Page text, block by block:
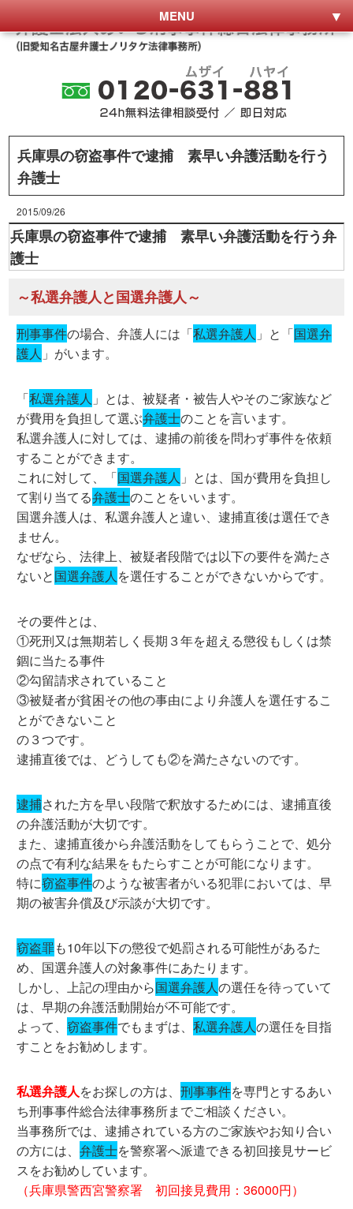
MENU
兵庫県の窃盗事件で逮捕 素早い弁護活動を行う
弁護士
2015/09/26
兵庫県の窃盗事件で逮捕 素早い弁護活動を行う弁
護士
～私選弁護人と国選弁護人～
刑事事件の場合、弁護人には「私選弁護人 」と「国選弁
護人 」がいます。
「私選弁護人 」とは、被疑者・被告人やそのご家族など
が費用を負担して選ぶ弁護士のことを言います。
私選弁護人に対しては、逮捕の前後を問わず事件を依頼
することができます。
これに対して、「国選弁護人 」とは、国が費用を負担し
て割り当てる弁護士のことをいいます。
国選弁護人は、私選弁護人と違い、逮捕直後は選任でき
ません。
なぜなら、法律上、被疑者段階では以下の要件を満たさ
ないと国選弁護人を選任することができないからです。
その要件とは、
①死刑又は無期若しく長期３年を超える懲役もしくは禁
錮に当たる事件
②勾留請求されていること
③被疑者が貧困その他の事由により弁護人を選任するこ
とができないこと
の３つです。
逮捕直後では、どうしても②を満たさないのです。
逮捕された方を早い段階で釈放するためには、逮捕直後
の弁護活動が大切です。
また、逮捕直後から弁護活動をしてもらうことで、処分
の点で有利な結果をもたらすことが可能になります。
特に窃盗事件のような被害者がいる犯罪においては、早
期の被害弁償及び示談が大切です。
窃盗罪も10年以下の懲役で処罰される可能性があるた
め、国選弁護人の対象事件にあたります。
しかし、上記の理由から国選弁護人の選任を待っていて
は、早期の弁護活動開始が不可能です。
よって、窃盗事件でもまずは、私選弁護人の選任を目指
すことをお勧めします。
私選弁護人をお探しの方は、刑事事件を専門とするあい
ち刑事事件総合法律事務所までご相談ください。
当事務所では、逮捕されている方のご家族やお知り合い
の方には、弁護士を警察署へ派遣できる初回接見サービ
スをお勧めしています。
（兵庫県警西宮警察署 初回接見費用：36000円）